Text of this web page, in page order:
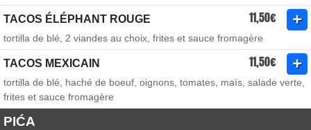
TACOS ÉLÉPHANT ROUGE 11,50€
tortilla de blé, 2 viandes au choix, frites et sauce fromagère
TACOS MEXICAIN 11,50€
tortilla de blé, haché de boeuf, oignons, tomates, maïs, salade verte,
frites et sauce fromagère
PIĆA